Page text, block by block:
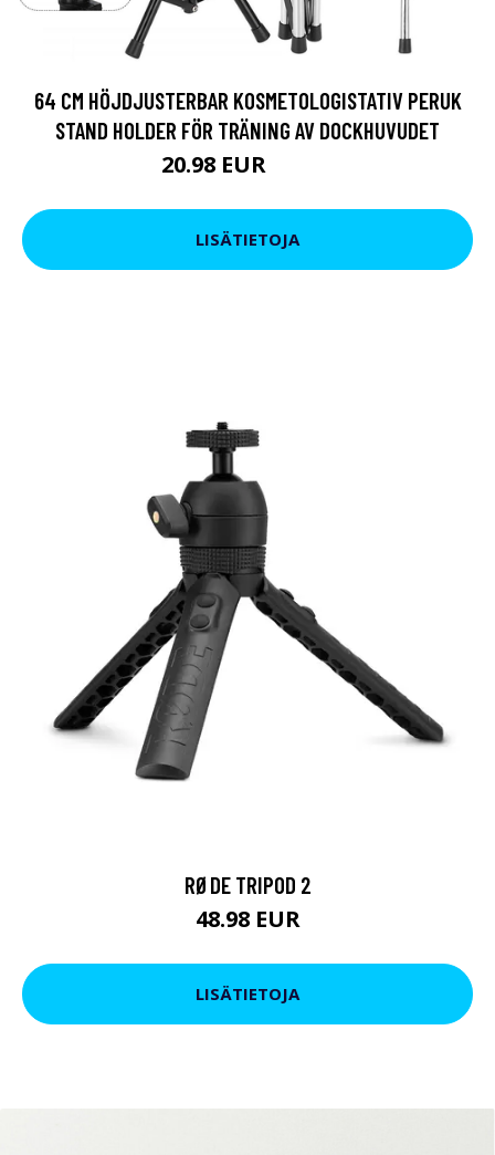
64 CM HÖJDJUSTERBAR KOSMETOLOGISTATIV PERUK
STAND HOLDER FÖR TRÄNING AV DOCKHUVUDET
20.98 EUR
LISÄTIETOJA
RØDE TRIPOD 2
48.98 EUR
LISÄTIETOJA